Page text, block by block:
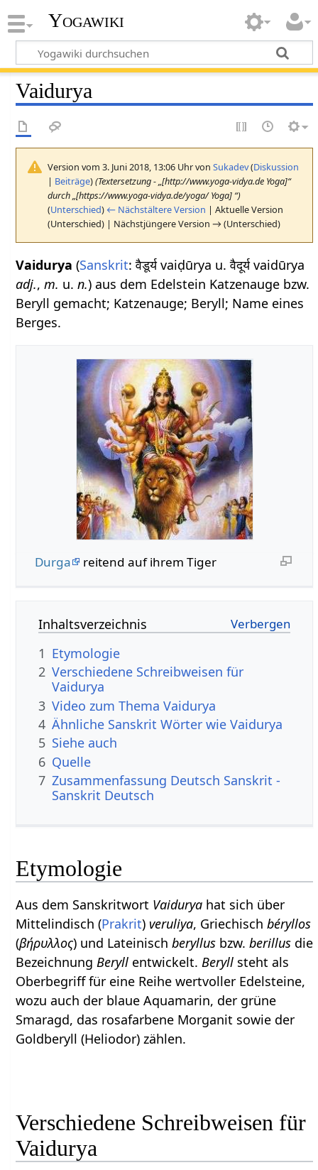
Yogawiki
Vaidurya
Version vom 3. Juni 2018, 13:06 Uhr vonSukadev(Diskussion
| Beiträge)(Textersetzung - „[http://www.yoga-vidya.de Yoga]“
durch „[https://www.yoga-vidya.de/yoga/ Yoga] “)
(Unterschied) ← Nächstältere Version | Aktuelle Version
(Unterschied) | Nächstjüngere Version → (Unterschied)
Vaidurya (Sanskrit: वैडूर्य vaiḍūrya u. वैदूर्य vaidūrya
adj.,m. u.n.) aus dem Edelstein Katzenauge bzw.
Beryll gemacht; Katzenauge; Beryll; Name eines
Berges.
Durga reitend auf ihrem Tiger
Inhaltsverzeichnis
1 Etymologie
2 Verschiedene Schreibweisen für
Vaidurya
3 Video zum Thema Vaidurya
4 Ähnliche Sanskrit Wörter wie Vaidurya
5 Siehe auch
6 Quelle
7 Zusammenfassung Deutsch Sanskrit -
Sanskrit Deutsch
Etymologie
Aus dem Sanskritwort Vaidurya hat sich über
Mittelindisch (Prakrit) veruliya, Griechischbéryllos
(βήρυλλος) und Lateinischberyllus bzw.berillus die
BezeichnungBeryll entwickelt.Beryll steht als
Oberbegriff für eine Reihe wertvoller Edelsteine,
wozu auch der blaue Aquamarin, der grüne
Smaragd, das rosafarbene Morganit sowie der
Goldberyll (Heliodor) zählen.
Verschiedene Schreibweisen für
Vaidurya